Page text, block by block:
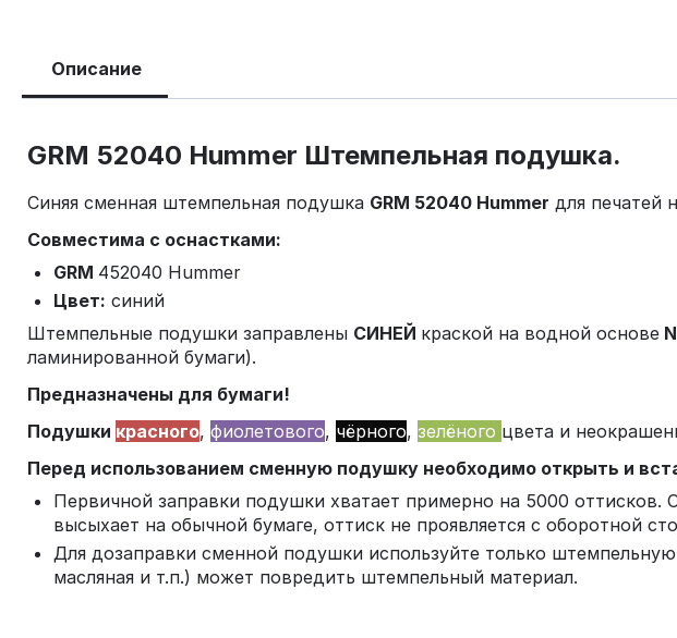
Описание
GRM 52040 Hummer Штемпельная подушка.
Синяя сменная штемпельная подушка GRM 52040 Hummer для печатей
Совместима с оснастками:
GRM 452040 Hummer
Цвет: синий
Штемпельные подушки заправлены СИНЕЙ краской на водной основе
ламинированной бумаги).
Предназначены для бумаги!
Подушки красного, фиолетового, чёрного, зелёного цвета и
Перед использованием сменную подушку необходимо открыть и
Первичной заправки подушки хватает примерно на 5000 оттисков.
высыхает на обычной бумаге, оттиск не проявляется с оборотной
Для дозаправки сменной подушки используйте только
масляная и т.п.) может повредить штемпельный материал.